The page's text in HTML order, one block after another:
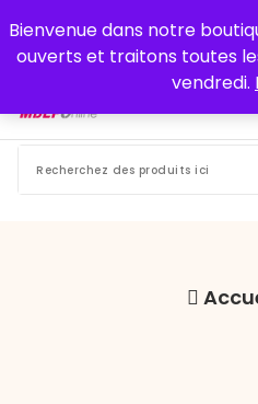
Bienvenue dans notre
ouverts et traitons toutes
vendredi.
au
contenu